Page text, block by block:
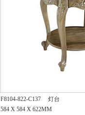
F8104-822-C137
灯台
584 X 584 X 622MM